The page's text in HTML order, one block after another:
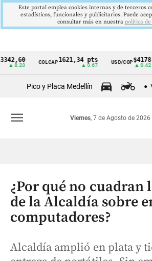
Cintillo
Colombia
COLCAP1621,34 pts USD/COP$4178
▲ 0.42
Pico y Placa Medellín
Viernes, 7 de Agosto de 2026
menu
¿Por qué no cuadran
de la Alcaldía sobre
computadores?
Alcaldía amplió en plata y
Este portal emplea cookies internas y de terceros
estadísticos, funcionales y publicitarios. Puede
consultar más en nuestra politica de